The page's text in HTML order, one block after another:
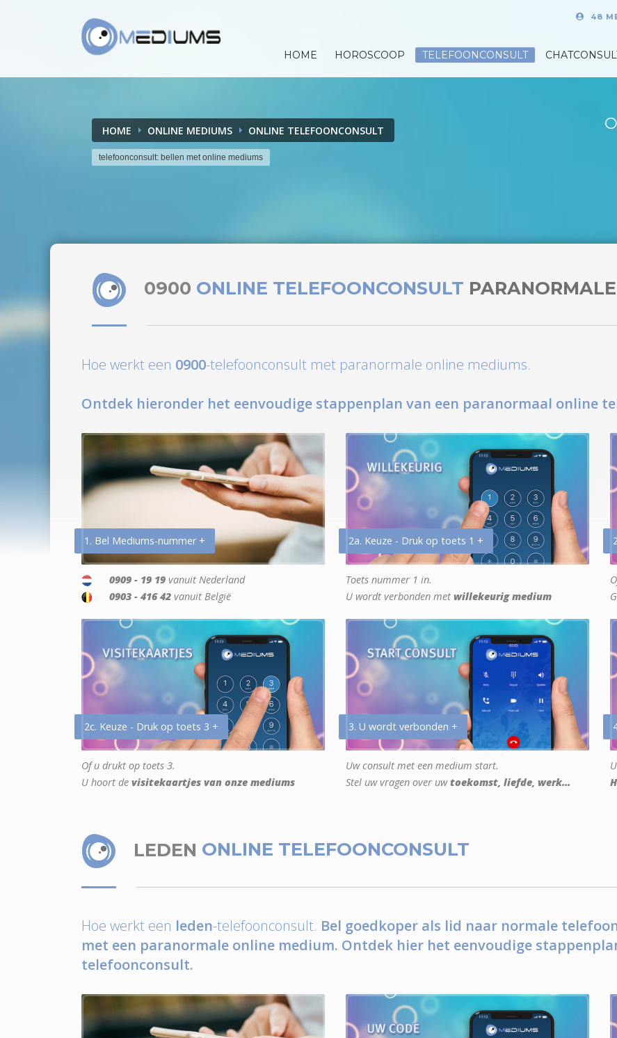
48
HOME HOROSCOOP TELEFOONCONSULT
HOME ONLINE MEDIUMS ONLINE TELEFOONCONSULT
telefoonconsult: bellen met online mediums
0900 ONLINE TELEFOONCONSULT
Hoe werkt een 0900-telefoonconsult met paranormale online mediums.
Ontdek hieronder het eenvoudige stappenplan van een paranormaal online
1. Bel Mediums-nummer +
0909 - 19 19 vanuit Nederland
0903 - 416 42 vanuit België
2a. Keuze - Druk op toets 1 +
Toets nummer 1 in.
U wordt verbonden met willekeurig medium
2c. Keuze - Druk op toets 3 +
Of u drukt op toets 3.
U hoort de visitekaartjes van onze mediums
3. U wordt verbonden +
Uw consult met een medium start.
Stel uw vragen over uwtoekomst, liefde, werk...
LEDEN ONLINE TELEFOONCONSULT
Hoe werkt een leden-telefoonconsult. Bel goedkoper als lid naar normale
met een paranormale online medium. Ontdek hier het eenvoudige
telefoonconsult.